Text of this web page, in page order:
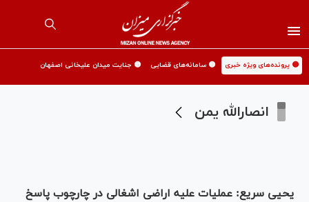
🟡 پرونده‌های ویژه خبری 🟡 سامانه‌های قضایی 🟡 جنایت میدان علیخانی اصفهان
انصارالله یمن
یحیی سریع: عملیات علیه اراضی اشغالی در چارچوب پاسخ